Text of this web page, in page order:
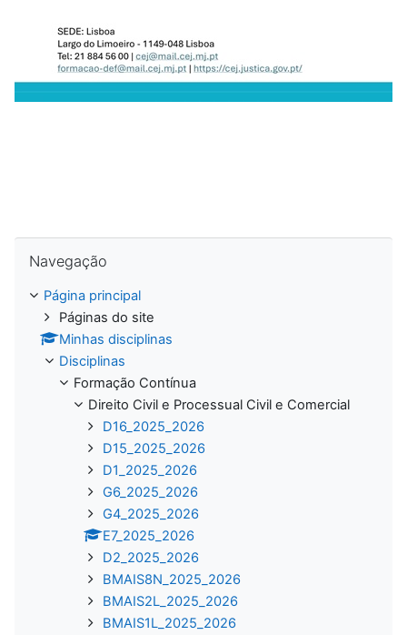
Navegação
Página principal
Páginas do site
Minhas disciplinas
Disciplinas
Formação Contínua
Direito Civil e Processual Civil e Comercial
D16_2025_2026
D15_2025_2026
D1_2025_2026
G6_2025_2026
G4_2025_2026
E7_2025_2026
D2_2025_2026
BMAIS8N_2025_2026
BMAIS2L_2025_2026
BMAIS1L_2025_2026